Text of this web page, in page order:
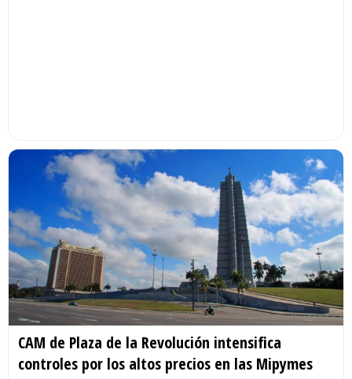
CAM de Plaza de la Revolución intensifica
controles por los altos precios en las Mipymes